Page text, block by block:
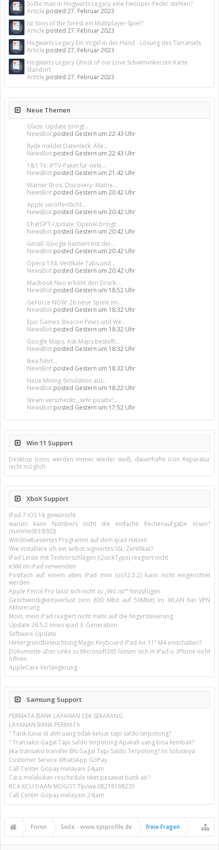
Sollte man in Hogwarts Legacy eine Fwooper-Feder stehlen?
Article posted 27. Februar 2023
Ist Sons of the forest ein Multiplayer-Spiel?
Article posted 27. Februar 2023
Hogwarts Legacy Ein Vogel in der Hand - Lösung des Türrätsels
Article posted 27. Februar 2023
Hogwarts Legacy Ghost of our Love Schwimmkerzen Karte
Standort
Article posted 27. Februar 2023
Neue Themen
Glaze: Update bringt...
NewsBot posted Gestern um 22:43 Uhr
Ryde meldet Datenleck: Alle...
NewsBot posted Gestern um 22:43 Uhr
1&1 TV: IPTV-Paket für viele...
NewsBot posted Gestern um 21:42 Uhr
Warner Bros. Discovery: Matrix...
NewsBot posted Gestern um 20:42 Uhr
Apple veröffentlicht...
NewsBot posted Gestern um 20:42 Uhr
ChatGPT-Update: OpenAI bringt...
NewsBot posted Gestern um 20:42 Uhr
Gmail: Google hantiert mit der...
NewsBot posted Gestern um 20:42 Uhr
Opera 134: Vertikale Tabs und...
NewsBot posted Gestern um 20:42 Uhr
Macbook Neo erhöht den Druck:...
NewsBot posted Gestern um 18:52 Uhr
GeForce NOW: 26 neue Spiele im...
NewsBot posted Gestern um 18:32 Uhr
Epic Games: Beacon Pines und We...
NewsBot posted Gestern um 18:32 Uhr
Google Maps: Ask Maps bestellt...
NewsBot posted Gestern um 18:32 Uhr
Ikea führt...
NewsBot posted Gestern um 18:32 Uhr
Neue Mining-Simulation aus...
NewsBot posted Gestern um 18:22 Uhr
Steam verschenkt „sehr positiv“...
NewsBot posted Gestern um 17:52 Uhr
Win 11 Support
Desktop Icons werden immer wieder weiß, dauerhafte Icon Reparatur
nicht möglich
XboX Support
iPad 7 iOS 18 gewünscht
warum kann Numbers nicht die einfache Rechenaufgabe lösen?
(summe(B3:B92))
Windowbasiertes Programm auf dem Ipad nutzen
Wie installiere ich ein selbst-signiertes SSL-Zertifikat?
iPad Leiste mit Textvorschlägen (QuickType) reagiert nicht
eSIM im iPad verwenden
Postfach auf einem alten iPad mini (os12.5.2) kann nicht eingerichtet
werden
Apple Pencil Pro lässt sich nicht zu „Wo ist?“ hinzufügen
Geschwindigkeitsverlust (von 800 Mbit auf 50Mbit) im WLAN bei VPN
Aktivierung
Moin, mein iPad reagiert nicht mehr auf die fingersteuerung
Update 26.5.2 eines ipad 3. Generation
Software-Update
Hintergrundbeleuchtung Magic Keyboard iPad Air 11’’ M4 einschalten?
Dokumente über Links zu Microsoft365 lassen sich in iPad u. iPhone nicht
öffnen
AppleCare Verlängerung
Samsung Support
PERMATA BANK LAYANAN CEK SEKARANG
LAYANAN BANK PERMATA
" Tarik tunai di atm uang tidak keluar tapi saldo terpotong?
" Transaksi Gagal Tapi saldo terpotong Apakah uang bisa kembali?
Jika transaksi transfer BN Gagal Tapi Saldo Terpotong? Ini Solusinya
Customer Service WhatsApp GoPay
Call Center Gopay melayani 24jam
Cara melakukan reschedule tiket pesawat batik air?
BCA KCU DAAN MOGOT.Tlp/wa.08218168235
Call Center Gopay melayani 24jam
Foren Seite - www.sysprofile.de freie Fragen